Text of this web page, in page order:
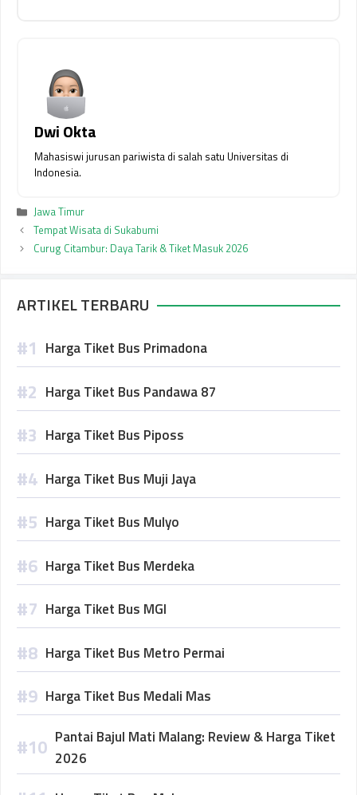
Dwi Okta
Mahasiswi jurusan pariwista di salah satu Universitas di
Indonesia.
Kategori
Jawa Timur
Tempat Wisata di Sukabumi
Curug Citambur: Daya Tarik & Tiket Masuk 2026
ARTIKEL TERBARU
Harga Tiket Bus Primadona
Harga Tiket Bus Pandawa 87
Harga Tiket Bus Piposs
Harga Tiket Bus Muji Jaya
Harga Tiket Bus Mulyo
Harga Tiket Bus Merdeka
Harga Tiket Bus MGI
Harga Tiket Bus Metro Permai
Harga Tiket Bus Medali Mas
Pantai Bajul Mati Malang: Review & Harga Tiket
2026